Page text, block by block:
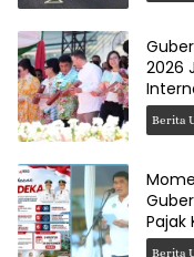
2026
Berita
Pajak
Berita